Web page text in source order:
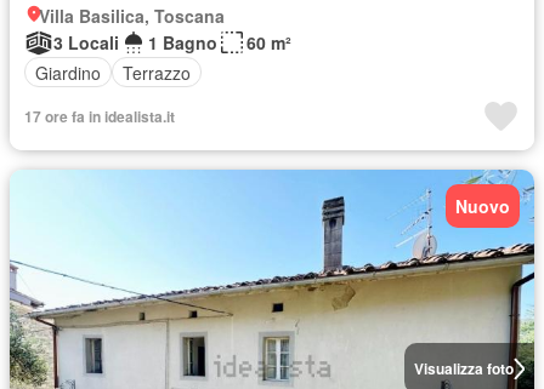
Villa Basilica, Toscana
3 Locali
1 Bagno
60 m²
Giardino
Terrazzo
17 ore fa in idealista.it
Visualizza foto
Nuovo